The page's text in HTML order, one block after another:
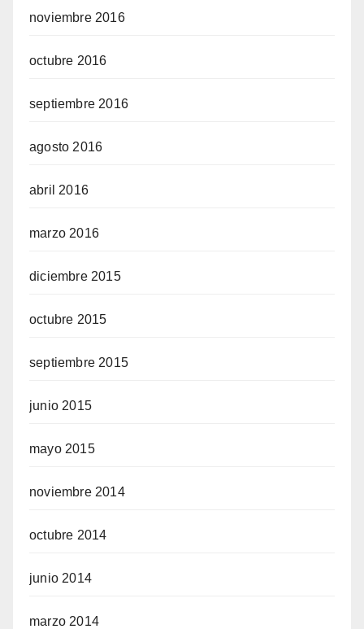
noviembre 2016
octubre 2016
septiembre 2016
agosto 2016
abril 2016
marzo 2016
diciembre 2015
octubre 2015
septiembre 2015
junio 2015
mayo 2015
noviembre 2014
octubre 2014
junio 2014
marzo 2014